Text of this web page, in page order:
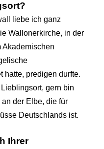
liebe ich ganz
Wallonerkirche, in der
Akademischen
hatte, predigen durfte.
gern bin
der Elbe, die für
Deutschlands ist.
Ihrer